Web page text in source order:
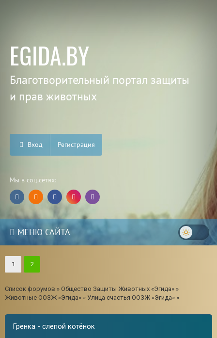
EGIDA.BY
Благотворительный портал защиты
и прав животных
Вход Регистрация
Мы в соц.сетях:
МЕНЮ САЙТА
1 2
Список форумов » Общество Защиты Животных «Эгида» »
Животные ООЗЖ «Эгида» » Улица счастья ООЗЖ «Эгида» »
Гренка - слепой котёнок